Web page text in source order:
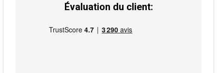
Évaluation du client: